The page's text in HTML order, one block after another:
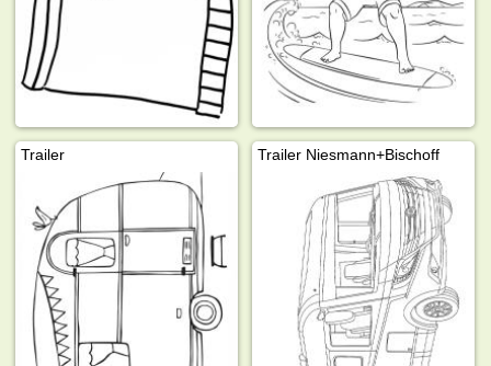
Trailer Trailer Niesmann+Bischoff